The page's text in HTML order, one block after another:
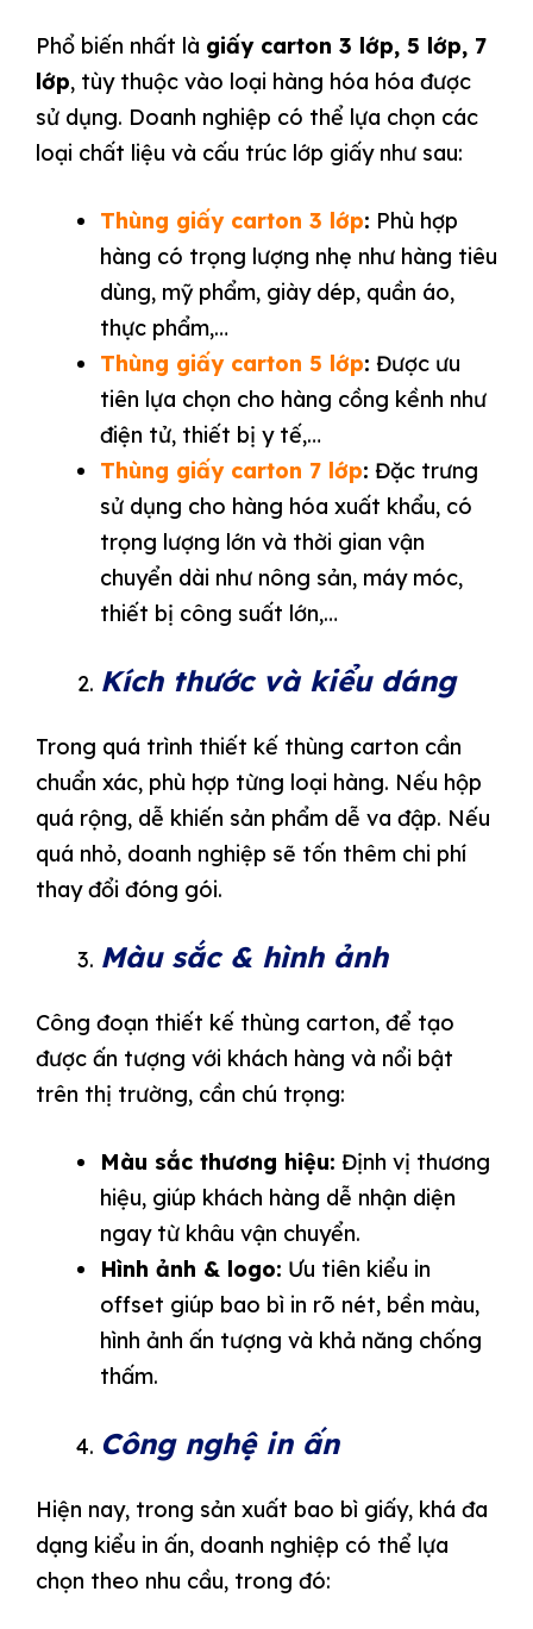
Phổ biến nhất là giấy carton 3 lớp, 5 lớp, 7
lớp, tùy thuộc vào loại hàng hóa hóa được
sử dụng. Doanh nghiệp có thể lựa chọn các
loại chất liệu và cấu trúc lớp giấy như sau:
Thùng giấy carton 3 lớp: Phù hợp
hàng có trọng lượng nhẹ như hàng tiêu
dùng, mỹ phẩm, giày dép, quần áo,
thực phẩm,…
Thùng giấy carton 5 lớp: Được ưu
tiên lựa chọn cho hàng cồng kềnh như
điện tử, thiết bị y tế,…
Thùng giấy carton 7 lớp: Đặc trưng
sử dụng cho hàng hóa xuất khẩu, có
trọng lượng lớn và thời gian vận
chuyển dài như nông sản, máy móc,
thiết bị công suất lớn,…
Kích thước và kiểu dáng
Trong quá trình thiết kế thùng carton cần
chuẩn xác, phù hợp từng loại hàng. Nếu hộp
quá rộng, dễ khiến sản phẩm dễ va đập. Nếu
quá nhỏ, doanh nghiệp sẽ tốn thêm chi phí
thay đổi đóng gói.
Màu sắc & hình ảnh
Công đoạn thiết kế thùng carton, để tạo
được ấn tượng với khách hàng và nổi bật
trên thị trường, cần chú trọng:
Màu sắc thương hiệu: Định vị thương
hiệu, giúp khách hàng dễ nhận diện
ngay từ khâu vận chuyển.
Hình ảnh & logo: Ưu tiên kiểu in
offset giúp bao bì in rõ nét, bền màu,
hình ảnh ấn tượng và khả năng chống
thấm.
Công nghệ in ấn
Hiện nay, trong sản xuất bao bì giấy, khá đa
dạng kiểu in ấn, doanh nghiệp có thể lựa
chọn theo nhu cầu, trong đó: